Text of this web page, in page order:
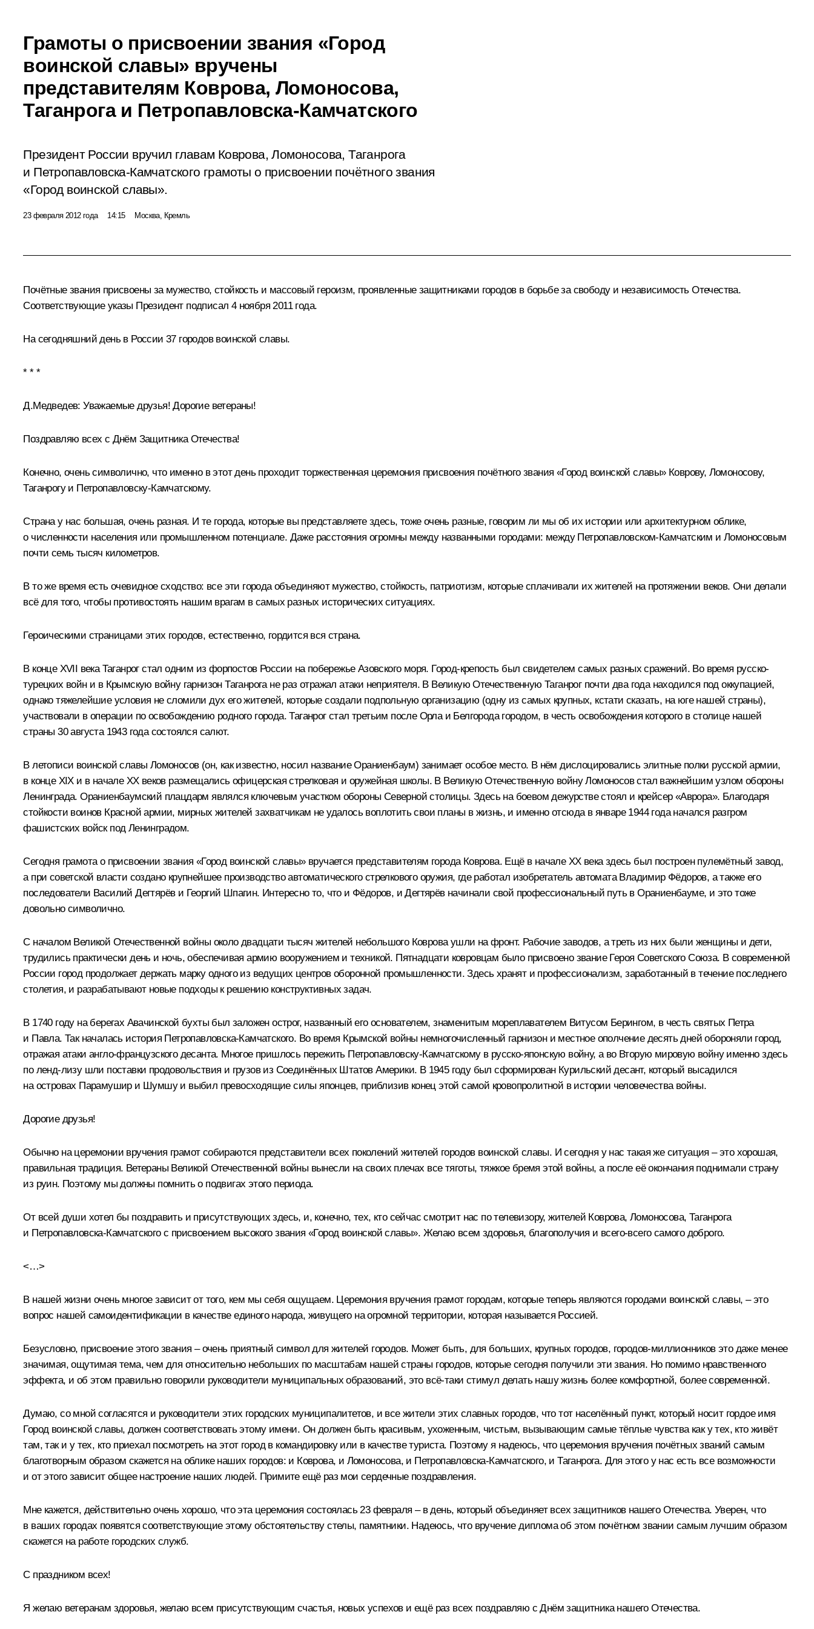
Грамоты о присвоении звания «Город
воинской славы» вручены
представителям Коврова, Ломоносова,
Таганрога и Петропавловска-Камчатского
Президент России вручил главам Коврова, Ломоносова, Таганрога
и Петропавловска-Камчатского грамоты о присвоении почётного звания
«Город воинской славы».
23 февраля 2012 года 14:15 Москва, Кремль
Почётные звания присвоены за мужество, стойкость и массовый героизм, проявленные защитниками городов в борьбе за свободу и независимость Отечества.
Соответствующие указы Президент подписал 4 ноября 2011 года.
На сегодняшний день в России 37 городов воинской славы.
* * *
Д.Медведев: Уважаемые друзья! Дорогие ветераны!
Поздравляю всех с Днём Защитника Отечества!
Конечно, очень символично, что именно в этот день проходит торжественная церемония присвоения почётного звания «Город воинской славы» Коврову, Ломоносову,
Таганрогу и Петропавловску-Камчатскому.
Страна у нас большая, очень разная. И те города, которые вы представляете здесь, тоже очень разные, говорим ли мы об их истории или архитектурном облике,
о численности населения или промышленном потенциале. Даже расстояния огромны между названными городами: между Петропавловском-Камчатским и Ломоносовым
почти семь тысяч километров.
В то же время есть очевидное сходство: все эти города объединяют мужество, стойкость, патриотизм, которые сплачивали их жителей на протяжении веков. Они делали
всё для того, чтобы противостоять нашим врагам в самых разных исторических ситуациях.
Героическими страницами этих городов, естественно, гордится вся страна.
В конце XVII века Таганрог стал одним из форпостов России на побережье Азовского моря. Город-крепость был свидетелем самых разных сражений. Во время русско-
турецких войн и в Крымскую войну гарнизон Таганрога не раз отражал атаки неприятеля. В Великую Отечественную Таганрог почти два года находился под оккупацией,
однако тяжелейшие условия не сломили дух его жителей, которые создали подпольную организацию (одну из самых крупных, кстати сказать, на юге нашей страны),
участвовали в операции по освобождению родного города. Таганрог стал третьим после Орла и Белгорода городом, в честь освобождения которого в столице нашей
страны 30 августа 1943 года состоялся салют.
В летописи воинской славы Ломоносов (он, как известно, носил название Ораниенбаум) занимает особое место. В нём дислоцировались элитные полки русской армии,
в конце XIX и в начале XX веков размещались офицерская стрелковая и оружейная школы. В Великую Отечественную войну Ломоносов стал важнейшим узлом обороны
Ленинграда. Ораниенбаумский плацдарм являлся ключевым участком обороны Северной столицы. Здесь на боевом дежурстве стоял и крейсер «Аврора». Благодаря
стойкости воинов Красной армии, мирных жителей захватчикам не удалось воплотить свои планы в жизнь, и именно отсюда в январе 1944 года начался разгром
фашистских войск под Ленинградом.
Сегодня грамота о присвоении звания «Город воинской славы» вручается представителям города Коврова. Ещё в начале XX века здесь был построен пулемётный завод,
а при советской власти создано крупнейшее производство автоматического стрелкового оружия, где работал изобретатель автомата Владимир Фёдоров, а также его
последователи Василий Дегтярёв и Георгий Шпагин. Интересно то, что и Фёдоров, и Дегтярёв начинали свой профессиональный путь в Ораниенбауме, и это тоже
довольно символично.
С началом Великой Отечественной войны около двадцати тысяч жителей небольшого Коврова ушли на фронт. Рабочие заводов, а треть из них были женщины и дети,
трудились практически день и ночь, обеспечивая армию вооружением и техникой. Пятнадцати ковровцам было присвоено звание Героя Советского Союза. В современной
России город продолжает держать марку одного из ведущих центров оборонной промышленности. Здесь хранят и профессионализм, заработанный в течение последнего
столетия, и разрабатывают новые подходы к решению конструктивных задач.
В 1740 году на берегах Авачинской бухты был заложен острог, названный его основателем, знаменитым мореплавателем Витусом Берингом, в честь святых Петра
и Павла. Так началась история Петропавловска-Камчатского. Во время Крымской войны немногочисленный гарнизон и местное ополчение десять дней обороняли город,
отражая атаки англо-французского десанта. Многое пришлось пережить Петропавловску-Камчатскому в русско-японскую войну, а во Вторую мировую войну именно здесь
по ленд-лизу шли поставки продовольствия и грузов из Соединённых Штатов Америки. В 1945 году был сформирован Курильский десант, который высадился
на островах Парамушир и Шумшу и выбил превосходящие силы японцев, приблизив конец этой самой кровопролитной в истории человечества войны.
Дорогие друзья!
Обычно на церемонии вручения грамот собираются представители всех поколений жителей городов воинской славы. И сегодня у нас такая же ситуация – это хорошая,
правильная традиция. Ветераны Великой Отечественной войны вынесли на своих плечах все тяготы, тяжкое бремя этой войны, а после её окончания поднимали страну
из руин. Поэтому мы должны помнить о подвигах этого периода.
От всей души хотел бы поздравить и присутствующих здесь, и, конечно, тех, кто сейчас смотрит нас по телевизору, жителей Коврова, Ломоносова, Таганрога
и Петропавловска-Камчатского с присвоением высокого звания «Город воинской славы». Желаю всем здоровья, благополучия и всего-всего самого доброго.
<…>
В нашей жизни очень многое зависит от того, кем мы себя ощущаем. Церемония вручения грамот городам, которые теперь являются городами воинской славы, – это
вопрос нашей самоидентификации в качестве единого народа, живущего на огромной территории, которая называется Россией.
Безусловно, присвоение этого звания – очень приятный символ для жителей городов. Может быть, для больших, крупных городов, городов-миллионников это даже менее
значимая, ощутимая тема, чем для относительно небольших по масштабам нашей страны городов, которые сегодня получили эти звания. Но помимо нравственного
эффекта, и об этом правильно говорили руководители муниципальных образований, это всё‑таки стимул делать нашу жизнь более комфортной, более современной.
Думаю, со мной согласятся и руководители этих городских муниципалитетов, и все жители этих славных городов, что тот населённый пункт, который носит гордое имя
Город воинской славы, должен соответствовать этому имени. Он должен быть красивым, ухоженным, чистым, вызывающим самые тёплые чувства как у тех, кто живёт
там, так и у тех, кто приехал посмотреть на этот город в командировку или в качестве туриста. Поэтому я надеюсь, что церемония вручения почётных званий самым
благотворным образом скажется на облике наших городов: и Коврова, и Ломоносова, и Петропавловска-Камчатского, и Таганрога. Для этого у нас есть все возможности
и от этого зависит общее настроение наших людей. Примите ещё раз мои сердечные поздравления.
Мне кажется, действительно очень хорошо, что эта церемония состоялась 23 февраля – в день, который объединяет всех защитников нашего Отечества. Уверен, что
в ваших городах появятся соответствующие этому обстоятельству стелы, памятники. Надеюсь, что вручение диплома об этом почётном звании самым лучшим образом
скажется на работе городских служб.
С праздником всех!
Я желаю ветеранам здоровья, желаю всем присутствующим счастья, новых успехов и ещё раз всех поздравляю с Днём защитника нашего Отечества.